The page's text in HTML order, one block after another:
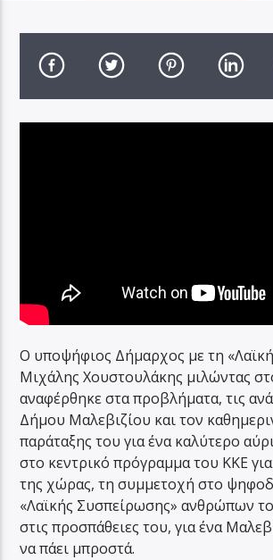
Ο υποψήφιος Δήμαρχος με τη
Μιχάλης Χουστουλάκης μιλώντας
αναφέρθηκε στα προβλήματα, τις
Δήμου Μαλεβιζίου και τον
παράταξης του για ένα καλύτερο
στο κεντρικό πρόγραμμα του ΚΚΕ
της χώρας, τη συμμετοχή στο
«Λαϊκής Συσπείρωσης» ανθρώπων
στις προσπάθειες του, για ένα
να πάει μπροστά.